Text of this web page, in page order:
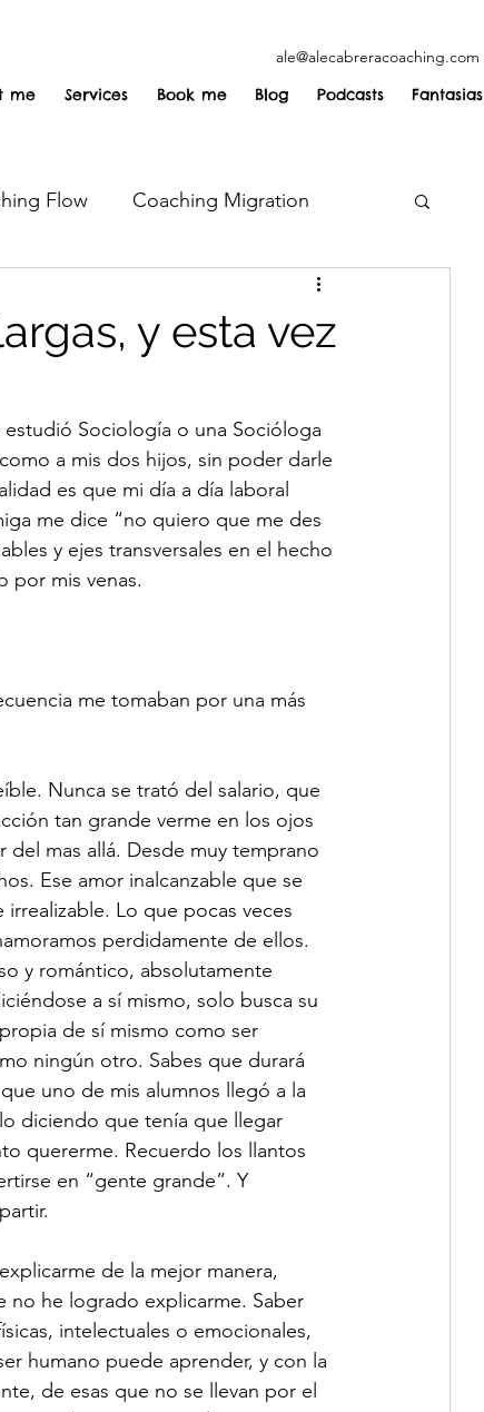
ale@alecabreracoaching.com
me Services Book me Blog Podcasts Fantasias
Flow Coaching Migration
y esta vez
Sociología o una Socióloga
a mis dos hijos, sin poder darle
es que mi día a día laboral
me dice “no quiero que me des
y ejes transversales en el hecho
por mis venas.
me tomaban por una más
Nunca se trató del salario, que
tan grande verme en los ojos
mas allá. Desde muy temprano
Ese amor inalcanzable que se
Lo que pocas veces
perdidamente de ellos.
y romántico, absolutamente
a sí mismo, solo busca su
de sí mismo como ser
ningún otro. Sabes que durará
uno de mis alumnos llegó a la
diciendo que tenía que llegar
quererme. Recuerdo los llantos
en “gente grande”. Y
de la mejor manera,
no he logrado explicarme. Saber
intelectuales o emocionales,
humano puede aprender, y con la
de esas que no se llevan por el